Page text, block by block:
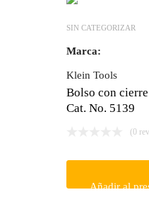
SIN CATEGORIZAR
Marca:
Klein Tools
Bolso con
Cat. No. 5139
(0
Añadir al